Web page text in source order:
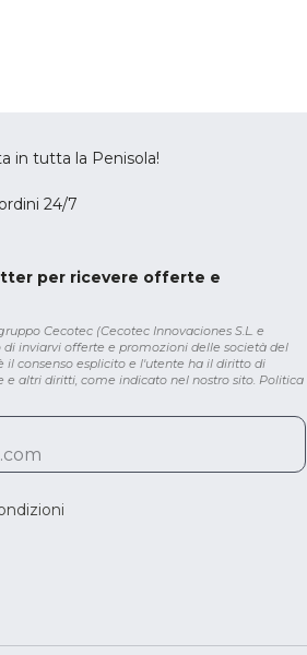
in tutta la Penisola!
24/7
per ricevere offerte e
Cecotec (Cecotec Innovaciones S.L. e
di inviarvi offerte e promozioni delle società del
consenso esplicito e l'utente ha il diritto di
e altri diritti, come indicato nel nostro sito. Politica